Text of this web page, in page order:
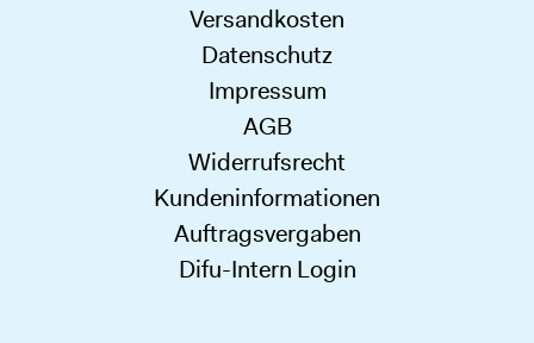
Versandkosten
Datenschutz
Impressum
AGB
Widerrufsrecht
Kundeninformationen
Auftragsvergaben
Difu-Intern Login